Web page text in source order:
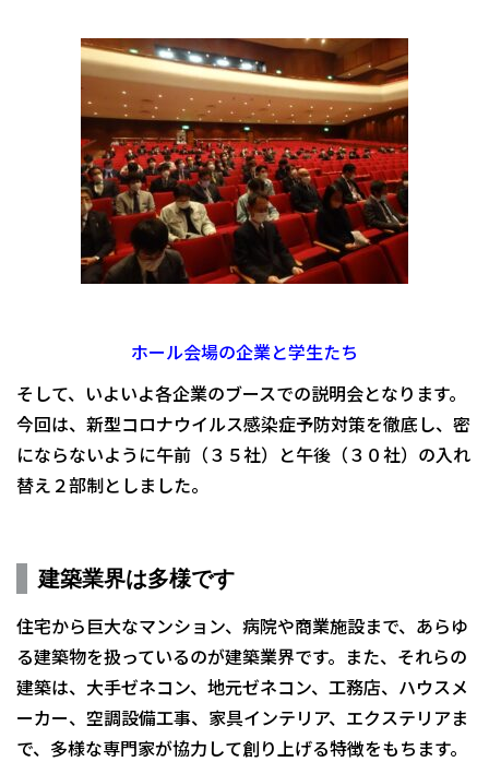
ホール会場の企業と学生たち
そして、いよいよ各企業のブースでの説明会となります。
今回は、新型コロナウイルス感染症予防対策を徹底し、密
にならないように午前（３５社）と午後（３０社）の入れ
替え２部制としました。
建築業界は多様です
住宅から巨大なマンション、病院や商業施設まで、あらゆ
る建築物を扱っているのが建築業界です。また、それらの
建築は、大手ゼネコン、地元ゼネコン、工務店、ハウスメ
ーカー、空調設備工事、家具インテリア、エクステリアま
で、多様な専門家が協力して創り上げる特徴をもちます。